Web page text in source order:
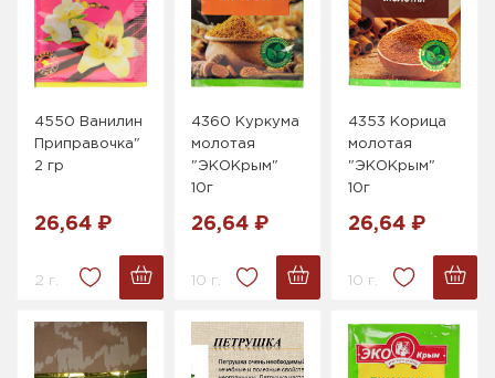
4550 Ванилин
Приправочка"
2 гр
26,64 ₽
2 г.
4360 Куркума
молотая
"ЭКОКрым"
10г
26,64 ₽
10 г.
4353 Корица
молотая
"ЭКОКрым"
10г
26,64 ₽
10 г.